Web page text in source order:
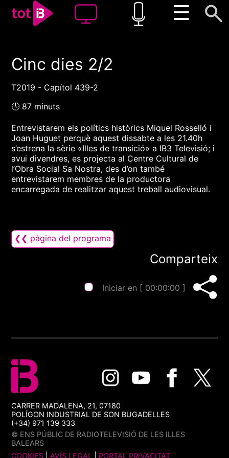
☰
00:00 00:00
1x
Cinc dies 2/2
T2019 - Capítol 439-2
🕓 87 minuts
Entrevistarem els polítics històrics Miquel Rosselló i
Joan Huguet perquè aquest dissabte a les 21.40h
s’estrena la sèrie «Illes de transició» a IB3 Televisió; i
avui divendres, es projecta al Centre Cultural de
l’Obra Social Sa Nostra, des d’on també
entrevistarem membres de la productora
encarregada de realitzar aquest treball audiovisual.
❮❮ pàgina del programa
Comparteix
Iniciar en [ 00:00:00 ]
CARRER MADALENA, 21, 07180
POLÍGON INDUSTRIAL DE SON BUGADELLES
(+34) 971 139 333
© ENS PÚBLIC DE RADIOTELEVISIÓ DE LES ILLES
BALEARS
COOKIES
AVÍS LEGAL PORTAL PRIVACITAT